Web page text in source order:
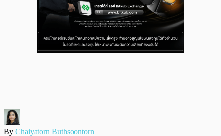
By Chaiyatorn Buthsoontorn